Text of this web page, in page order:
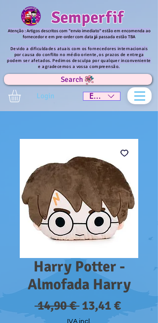
Semperfif
Atenção : Artigos descritos com "envio imediato" estão em encomenda ao
fornecedor e em pre-order com data já passada estão TBA
Devido a dificuldades atuais com os fornecedores internacionais
por causa do conflito no médio oriente, os prazos de entrega
podem ser afetados. Pedimos desculpa por qualquer inconveniente
e agradecemos a vossa compreensão.
Search
Login
EUR (€)
Harry Potter -
Almofada Harry
14,90 € Preço
13,41 €Preço
IVA incl.